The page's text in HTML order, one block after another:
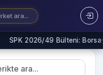
SPK 2026/49 Bülteni: